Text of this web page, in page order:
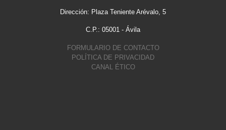
Dirección: Plaza Teniente Arévalo, 5
C.P.: 05001 - Ávila
FORMULARIO DE CONTACTO
POLÍTICA DE PRIVACIDAD
CANAL ÉTICO